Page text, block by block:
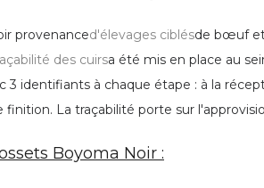
provenanced'élevages ciblésde bœuf et
des cuirsa été mis en place au
3 identifiants à chaque étape : à la
finition. La traçabilité porte sur
Boyoma Noir :